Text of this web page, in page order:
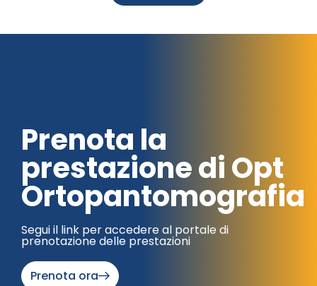
Prenota la
prestazione di Opt
Ortopantomografia
Segui il link per accedere al portale di
prenotazione delle prestazioni
Prenota ora